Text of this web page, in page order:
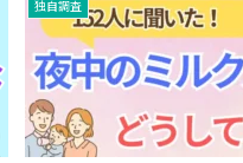
独自調査